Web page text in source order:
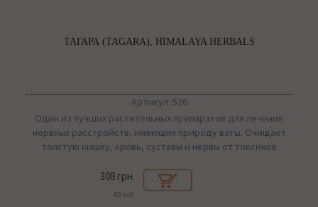
ТАГАРА (TAGARA), HIMALAYA HERBALS
Артикул: 526
Один из лучших растительных препаратов для лечения
нервных расстройств, имеющих природу ваты. Очищает
толстую кишку, кровь, суставы и нервы от токсинов
308 грн.
60 таб.